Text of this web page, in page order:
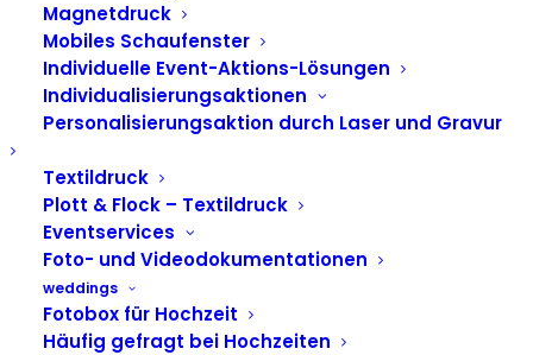
Magnetdruck
Mobiles Schaufenster
Individuelle Event-Aktions-Lösungen
Individualisierungsaktionen
Personalisierungsaktion durch Laser und Gravur
Textildruck
Plott & Flock – Textildruck
Eventservices
Foto- und Videodokumentationen
weddings
Fotobox für Hochzeit
Häufig gefragt bei Hochzeiten